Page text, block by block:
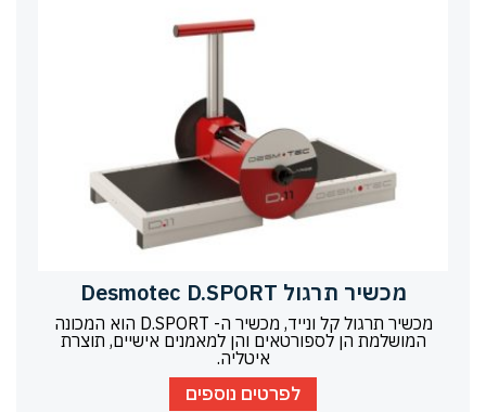
מכשיר תרגול Desmotec D.SPORT
מכשיר תרגול קל ונייד, מכשיר ה- D.SPORT הוא המכונה
המושלמת הן לספורטאים והן למאמנים אישיים, תוצרת
איטליה.
לפרטים נוספים